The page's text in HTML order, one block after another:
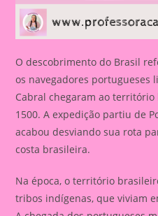
O descobrimento do Brasil
os navegadores portugueses
Cabral chegaram ao
1500. A expedição partiu de
acabou desviando sua rota
costa brasileira.
Na época, o território
tribos indígenas, que viviam